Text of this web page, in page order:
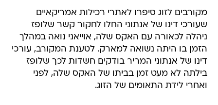
מקורבים לזוג סיפרו לאתרי רכילות אמריקאיים
שעורכי דינו של אנתוני החלו לחקור קשר שלופז
ניהלה לכאורה עם האקס שלה, אוייאני נואה במהלך
הזמן בו היתה נשואה למארק. לטענת המקורב, עורכי
דינו של אנתוני המריר בודקים חשדות לכך שלופז
בילתה לא מעט זמן בביתו של האקס שלה, לפני
ואחרי לידת התאומים של הזוג.